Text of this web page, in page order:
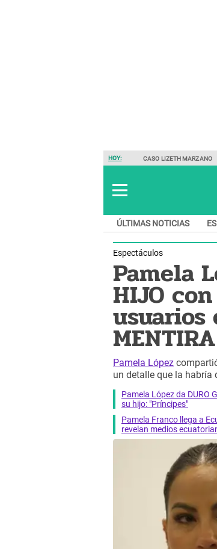
HOY: CASO LIZETH MARZANO
ÚLTIMAS NOTICIAS
Espectáculos
Pamela
HIJO
usuarios
MENTIRA
Pamela López
un detalle que la habría
Pamela López da DURO
su hijo: "Príncipes"
Pamela Franco llega a
revelan medios